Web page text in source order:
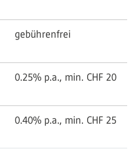
gebührenfrei
0.25% p.a., min. CHF 20
0.40% p.a., min. CHF 25